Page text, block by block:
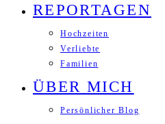
REPORTAGEN
Hochzeiten
Verliebte
Familien
ÜBER MICH
Persönlicher Blog